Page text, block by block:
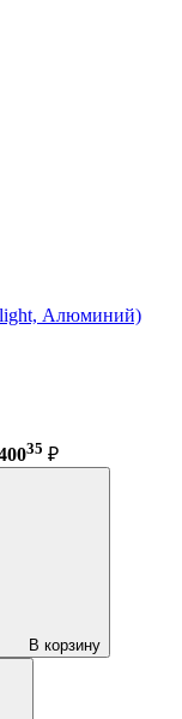
Алюминий)
35 ₽
В корзину